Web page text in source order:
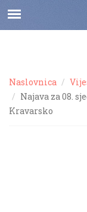
Naslovnica
Najava za 08.
Kravarsko